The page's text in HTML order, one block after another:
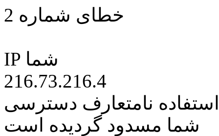
خطای شماره 2
IP شما
216.73.216.4
نامتعارف دسترسی
شما مسدود گردیده است